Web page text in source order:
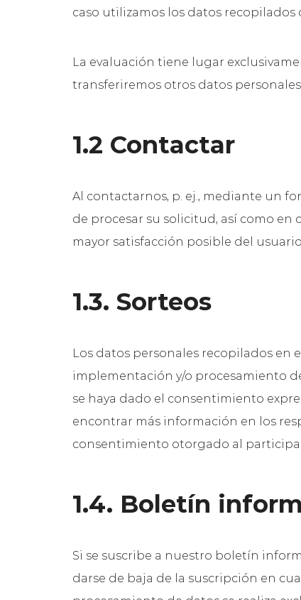
caso utilizamos los datos recopilados
La evaluación tiene lugar
transferiremos otros datos
1.2 Contactar
Al contactarnos, p. ej., mediante un
de procesar su solicitud, así como en
mayor satisfacción posible del
1.3. Sorteos
Los datos personales recopilados en
implementación y/o procesamiento
se haya dado el consentimiento
encontrar más información en los
consentimiento otorgado al
1.4. Boletín
Si se suscribe a nuestro boletín
darse de baja de la suscripción en